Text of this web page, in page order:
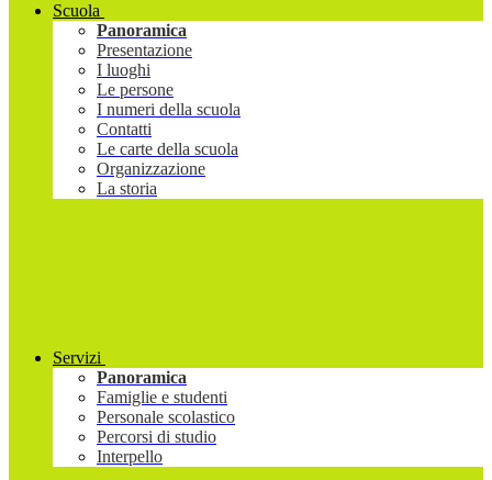
Scuola
Panoramica
Presentazione
I luoghi
Le persone
I numeri della scuola
Contatti
Le carte della scuola
Organizzazione
La storia
Servizi
Panoramica
Famiglie e studenti
Personale scolastico
Percorsi di studio
Interpello